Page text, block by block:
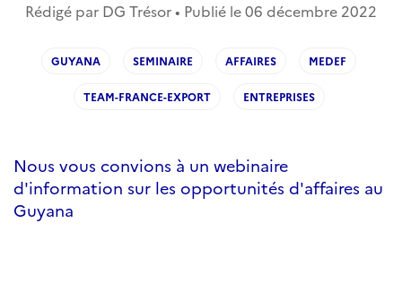
Rédigé par DG Trésor • Publié le06 décembre 2022
GUYANA SEMINAIRE AFFAIRES MEDEF
TEAM-FRANCE-EXPORT ENTREPRISES
Nous vous convions à un webinaire
d'information sur les opportunités d'affaires au
Guyana